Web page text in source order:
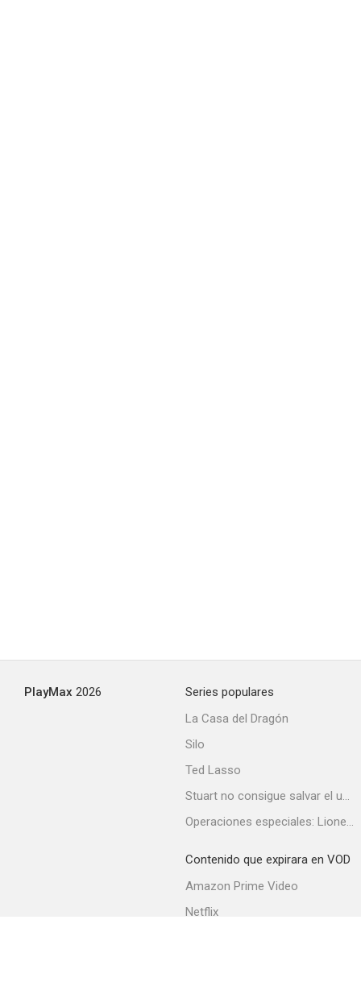
PlayMax 2026
Series populares
La Casa del Dragón
Silo
Ted Lasso
Stuart no consigue salvar el universo
Operaciones especiales: Lioness
Contenido que expirara en VOD
Amazon Prime Video
Netflix